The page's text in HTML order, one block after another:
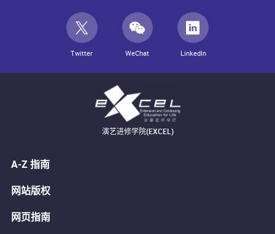
Twitter WeChat LinkedIn
演艺进修学院(EXCEL)
A-Z 指南
网站版权
网页指南